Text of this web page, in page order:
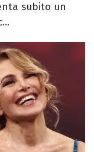
subito un